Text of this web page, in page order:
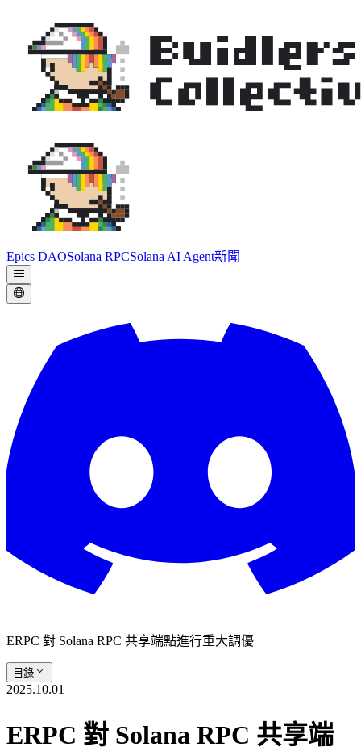
Epics DAOSolana RPCSolana AI Agent新聞
ERPC 對 Solana RPC 共享端點進行重大調優
目錄
2025.10.01
ERPC 對 Solana RPC 共享端